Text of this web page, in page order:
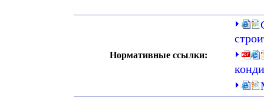
Нормативные ссылки: